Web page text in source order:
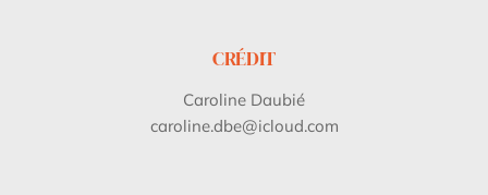
CRÉDIT
Caroline Daubié
caroline.dbe@icloud.com